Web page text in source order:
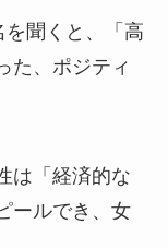
を聞くと、「高
た、ポジティ
は「経済的な
ールでき、女